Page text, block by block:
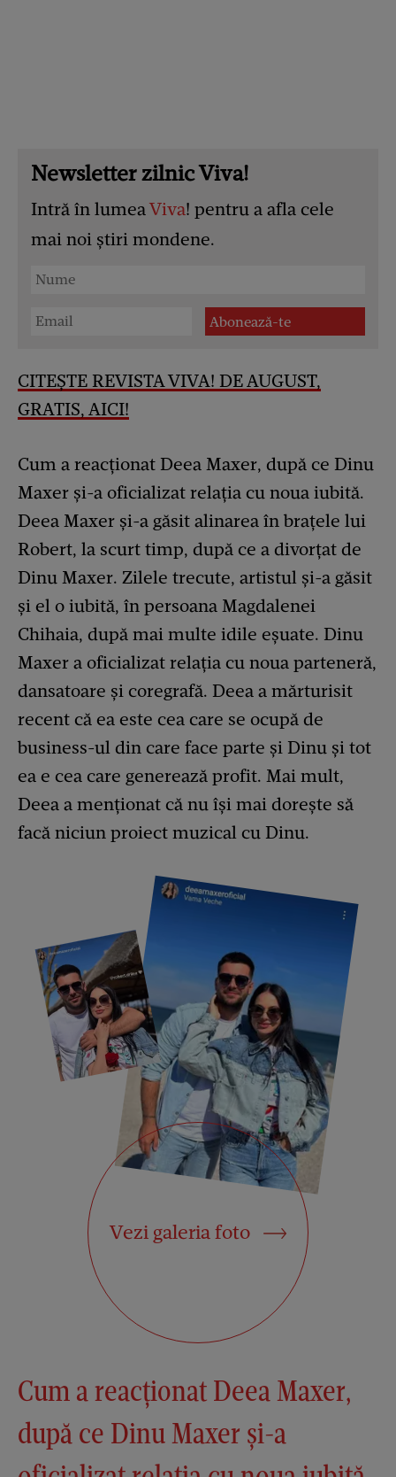
Newsletter zilnic Viva!
Intră în lumeaViva! pentru a afla cele
mai noi știri mondene.
CITEȘTE REVISTA VIVA! DE AUGUST,
GRATIS, AICI!
Cum a reacționat Deea Maxer, după ce Dinu
Maxer și-a oficializat relația cu noua iubită.
Deea Maxer și-a găsit alinarea în brațele lui
Robert, la scurt timp, după ce a divorțat de
Dinu Maxer. Zilele trecute, artistul și-a găsit
și el o iubită, în persoana Magdalenei
Chihaia, după mai multe idile eșuate. Dinu
Maxer a oficializat relația cu noua parteneră,
dansatoare și coregrafă. Deea a mărturisit
recent că ea este cea care se ocupă de
business-ul din care face parte și Dinu și tot
ea e cea care generează profit. Mai mult,
Deea a menționat că nu își mai dorește să
facă niciun proiect muzical cu Dinu.
Vezi galeria foto
Cum a reacționat Deea Maxer,
după ce Dinu Maxer și-a